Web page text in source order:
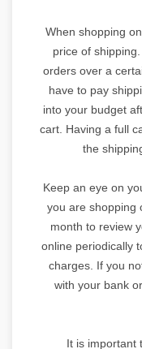
When shopping
price of
orders over a
have to pay
into your budget
cart. Having a full
the
Keep an eye on
you are shopping
month to review
online periodically
charges. If you
with your bank
It is important